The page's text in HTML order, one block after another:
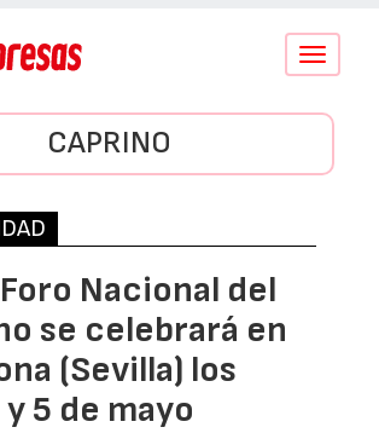
Conmutar
CAPRINO
Nacional del
se celebrará en
(Sevilla) los
5 de mayo